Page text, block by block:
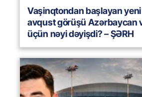
Vaşinqtondan başlayan
avqust görüşü Azərbaycan
üçün nəyi dəyişdi? – ŞƏRH